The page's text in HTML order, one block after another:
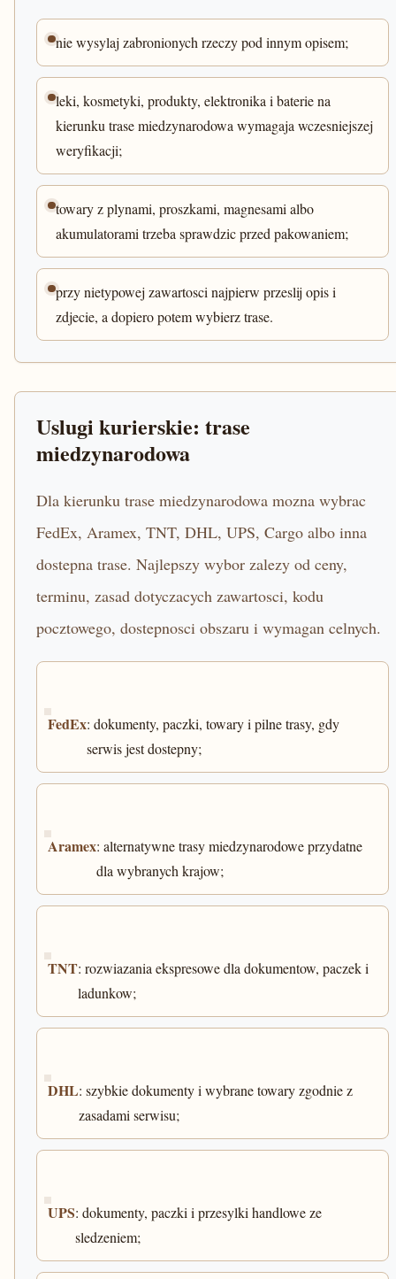
nie wysylaj zabronionych rzeczy pod innym opisem;
leki, kosmetyki, produkty, elektronika i baterie na
kierunku trase miedzynarodowa wymagaja wczesniejszej
weryfikacji;
towary z plynami, proszkami, magnesami albo
akumulatorami trzeba sprawdzic przed pakowaniem;
przy nietypowej zawartosci najpierw przeslij opis i
zdjecie, a dopiero potem wybierz trase.
Uslugi kurierskie: trase
miedzynarodowa
Dla kierunku trase miedzynarodowa mozna wybrac
FedEx, Aramex, TNT, DHL, UPS, Cargo albo inna
dostepna trase. Najlepszy wybor zalezy od ceny,
terminu, zasad dotyczacych zawartosci, kodu
pocztowego, dostepnosci obszaru i wymagan celnych.
FedEx: dokumenty, paczki, towary i pilne trasy, gdy
serwis jest dostepny;
Aramex: alternatywne trasy miedzynarodowe przydatne
dla wybranych krajow;
TNT: rozwiazania ekspresowe dla dokumentow, paczek i
ladunkow;
DHL: szybkie dokumenty i wybrane towary zgodnie z
zasadami serwisu;
UPS: dokumenty, paczki i przesylki handlowe ze
sledzeniem;